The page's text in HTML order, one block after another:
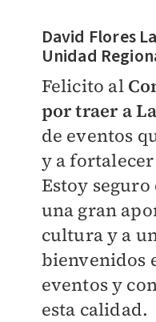
David Flores
Unidad
Felicito al
por traer a
de eventos
y a
Estoy
una gran
cultura y a
bienvenidos
eventos y
esta calidad.